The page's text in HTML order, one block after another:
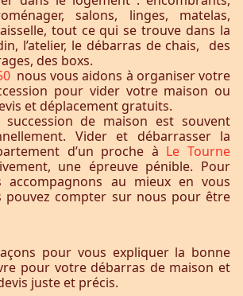
salons, linges, matelas,
tout ce qui se trouve dans la
l’atelier, le débarras de chais, des
des boxs.
nous vous aidons à organiser votre
pour vider votre maison ou
et déplacement gratuits.
de maison est souvent
Vider et débarrasser la
d’un proche à Le Tourne
une épreuve pénible. Pour
accompagnons au mieux en vous
pouvez compter sur nous pour être
pour vous expliquer la bonne
pour votre débarras de maison et
juste et précis.